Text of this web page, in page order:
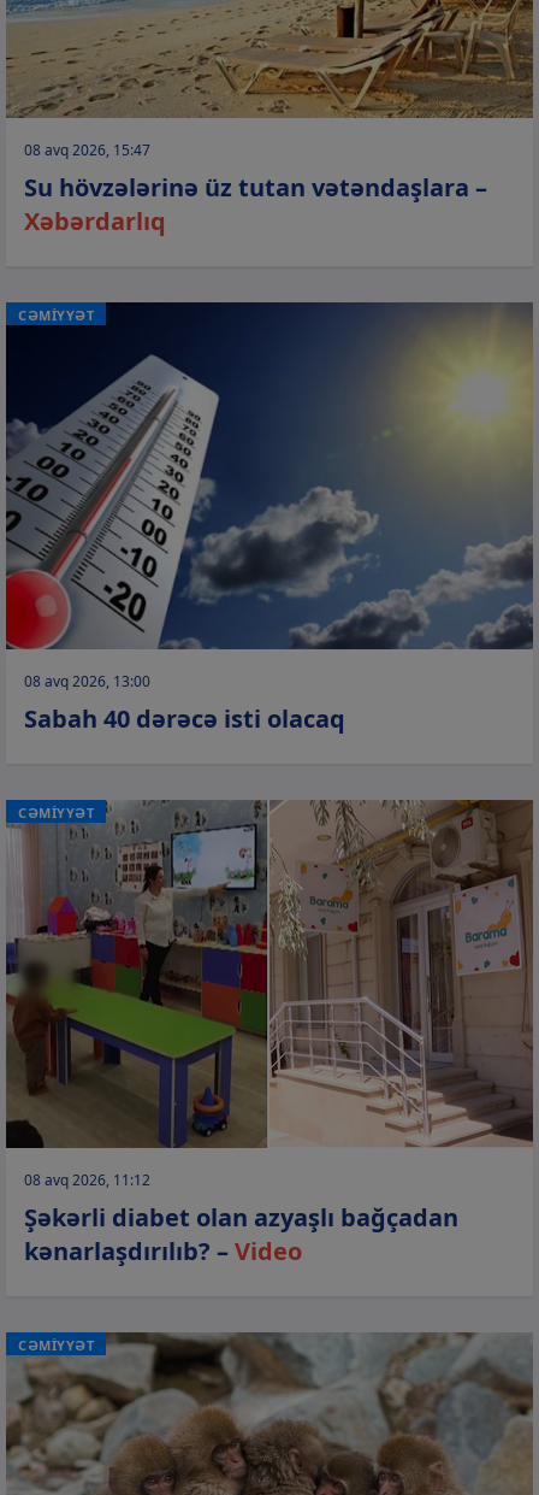
08 avq 2026, 15:47
Su hövzələrinə üz tutan vətəndaşlara –
Xəbərdarlıq
CƏMİYYƏT
08 avq 2026, 13:00
Sabah 40 dərəcə isti olacaq
CƏMİYYƏT
08 avq 2026, 11:12
Şəkərli diabet olan azyaşlı bağçadan
kənarlaşdırılıb? –Video
CƏMİYYƏT